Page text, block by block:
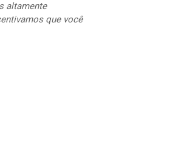
altamente
que você